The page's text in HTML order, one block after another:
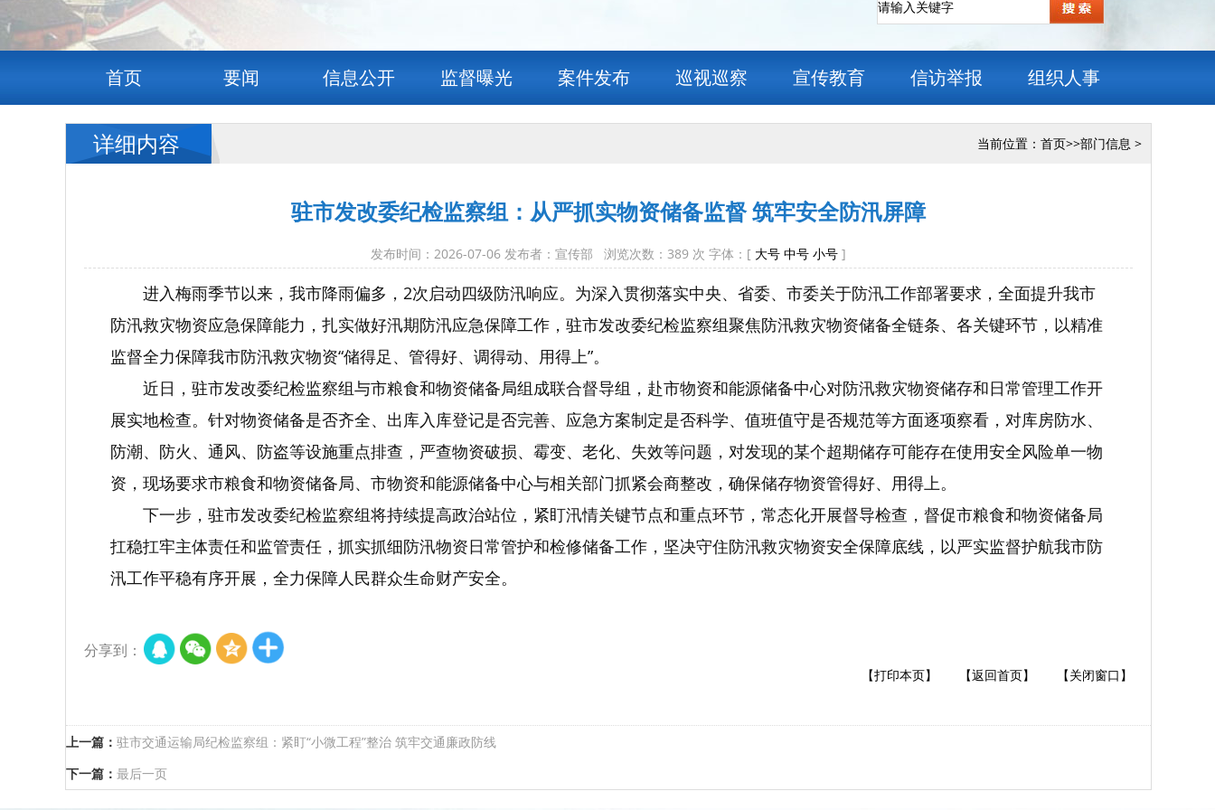
首页 要闻 信息公开 监督曝光 案件发布 巡视巡察 宣传教育 信访举报 组织人事
当前位置： 首页>>部门信息 >
详细内容
驻市发改委纪检监察组：从严抓实物资储备监督 筑牢安全防汛屏障
发布时间：2026-07-06 发布者：宣传部 浏览次数： 389 次 字体：[ 大号 中号 小号 ]
进入梅雨季节以来，我市降雨偏多，2次启动四级防汛响应。为深入贯彻落实中央、省委、市委关于防汛工作部署要求，全面提升我市
防汛救灾物资应急保障能力，扎实做好汛期防汛应急保障工作，驻市发改委纪检监察组聚焦防汛救灾物资储备全链条、各关键环节，以精准
监督全力保障我市防汛救灾物资“储得足、管得好、调得动、用得上”。
近日，驻市发改委纪检监察组与市粮食和物资储备局组成联合督导组，赴市物资和能源储备中心对防汛救灾物资储存和日常管理工作开
展实地检查。针对物资储备是否齐全、出库入库登记是否完善、应急方案制定是否科学、值班值守是否规范等方面逐项察看，对库房防水、
防潮、防火、通风、防盗等设施重点排查，严查物资破损、霉变、老化、失效等问题，对发现的某个超期储存可能存在使用安全风险单一物
资，现场要求市粮食和物资储备局、市物资和能源储备中心与相关部门抓紧会商整改，确保储存物资管得好、用得上。
下一步，驻市发改委纪检监察组将持续提高政治站位，紧盯汛情关键节点和重点环节，常态化开展督导检查，督促市粮食和物资储备局
扛稳扛牢主体责任和监管责任，抓实抓细防汛物资日常管护和检修储备工作，坚决守住防汛救灾物资安全保障底线，以严实监督护航我市防
汛工作平稳有序开展，全力保障人民群众生命财产安全。
分享到：
【打印本页】 【返回首页】 【关闭窗口】
上一篇： 驻市交通运输局纪检监察组：紧盯“小微工程”整治 筑牢交通廉政防线
下一篇： 最后一页